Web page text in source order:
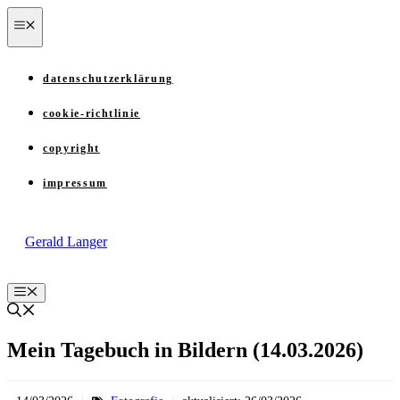
Zum
Inhalt
springen
datenschutzerklärung
cookie-richtlinie
copyright
impressum
Gerald Langer
Menü
Mein Tagebuch in Bildern (14.03.2026)